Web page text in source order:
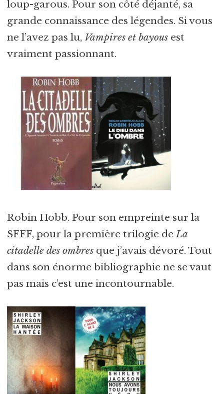
loup-garous. Pour son côté déjanté, sa
grande connaissance des légendes. Si vous
ne l’avez pas lu, Vampires et bayousest
vraiment passionnant.
Robin Hobb. Pour son empreinte sur la
SFFF, pour la première trilogie deLa
citadelle des ombresque j’avais dévoré. Tout
dans son énorme bibliographie ne se vaut
pas mais c’est une incontournable.